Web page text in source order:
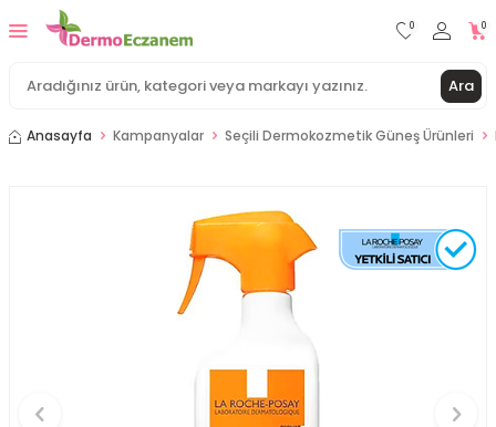
Ara
0 0
Anasayfa Kampanyalar Seçili Dermokozmetik Güneş Ürünleri
Karşıtı Güneş Kremi 50 ml
Sepete Ekle
İdea Derma İdeasun Hydra SPF50+ Güneş Kremi 50
İdea Derma İdeasun Dry Touch SPF50+ Güneş